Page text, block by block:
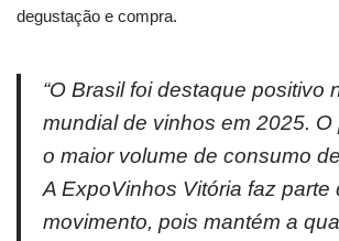
degustação e compra.
“O Brasil foi destaque positivo
mundial de vinhos em 2025. O
o maior volume de consumo
A ExpoVinhos Vitória faz parte
movimento, pois mantém a